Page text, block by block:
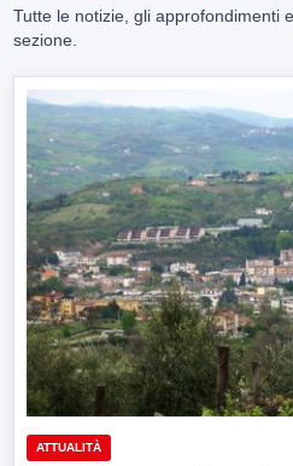
Tutte le notizie, gli approfondimenti
sezione.
ATTUALITÀ